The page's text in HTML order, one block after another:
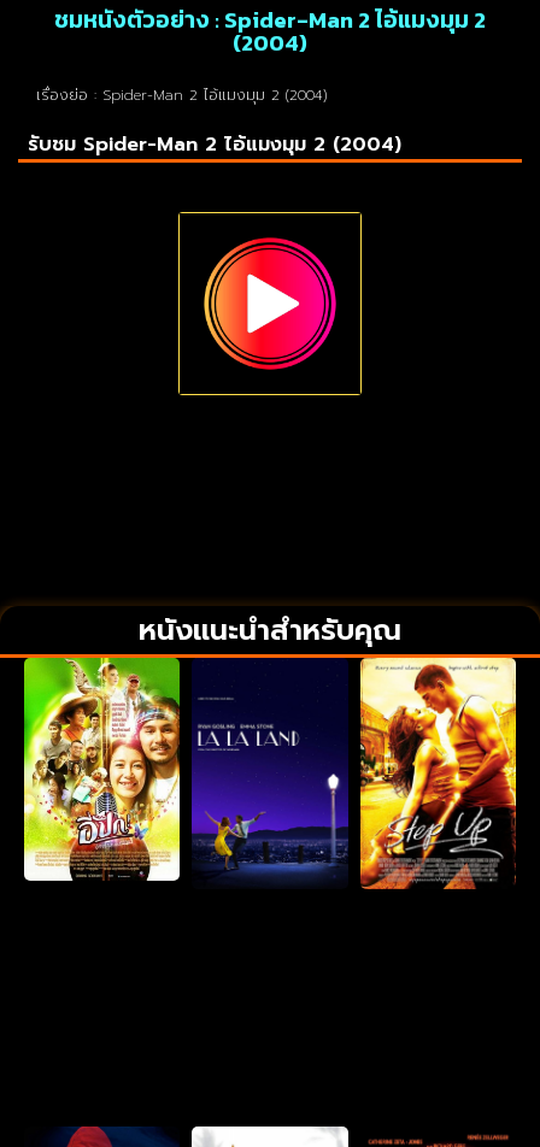
ชมหนังตัวอย่าง : Spider-Man 2 ไอ้แมงมุม 2
(2004)
เรื่องย่อ : Spider-Man 2 ไอ้แมงมุม 2 (2004)
รับชม Spider-Man 2 ไอ้แมงมุม 2 (2004)
หนังแนะนำสำหรับคุณ